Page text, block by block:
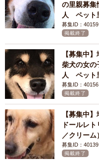
の里親募集
人 ペット
募集ID：40159
掲載終了
【募集中
柴犬の女の
人 ペット
募集ID：40156
掲載終了
【募集中
ドールレ
／クリー
募集ID：40139
掲載終了